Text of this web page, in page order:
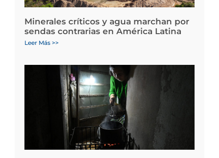
Minerales críticos y agua marchan por
sendas contrarias en América Latina
Leer Más >>